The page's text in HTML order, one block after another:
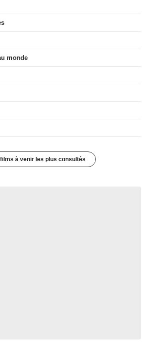
monde
à venir les plus consultés